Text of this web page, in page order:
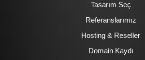
Tasarım Seç
Referanslarımız
Hosting & Reseller
Domain Kaydı